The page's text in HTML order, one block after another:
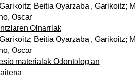
Beitia Oyarzabal, Garikoitz;
Oscar
Oinarriak
Beitia Oyarzabal, Garikoitz;
Oscar
materialak Odontologian